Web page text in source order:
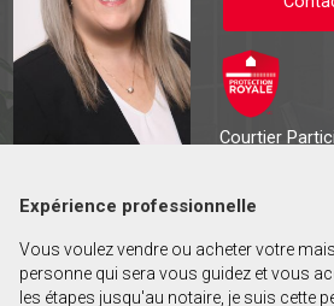
Courtier
Prénom
et
Expérience professionnelle
Vous voulez vendre ou acheter votre
personne qui sera vous guidez et vous
les étapes jusqu'au notaire, je suis cette